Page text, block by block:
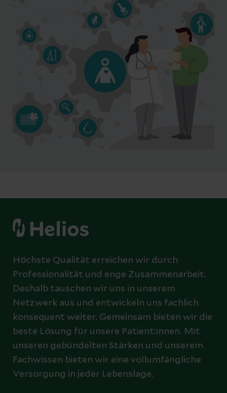
Höchste Qualität erreichen wir durch
Professionalität und enge Zusammenarbeit.
Deshalb tauschen wir uns in unserem
Netzwerk aus und entwickeln uns fachlich
konsequent weiter. Gemeinsam bieten wir die
beste Lösung für unsere Patient:innen. Mit
unseren gebündelten Stärken und unserem
Fachwissen bieten wir eine vollumfängliche
Versorgung in jeder Lebenslage.